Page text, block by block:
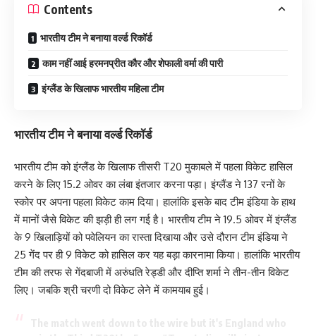
Contents
भारतीय टीम ने बनाया वर्ल्ड रिकॉर्ड
काम नहीं आई हरमनप्रीत कौर और शेफाली वर्मा की पारी
इंग्लैंड के खिलाफ भारतीय महिला टीम
भारतीय टीम ने बनाया वर्ल्ड रिकॉर्ड
भारतीय टीम को इंग्लैंड के खिलाफ तीसरी T20 मुकाबले में पहला विकेट हासिल
करने के लिए 15.2 ओवर का लंबा इंतजार करना पड़ा। इंग्लैंड ने 137 रनों के
स्कोर पर अपना पहला विकेट काम दिया। हालांकि इसके बाद टीम इंडिया के हाथ
में मानों जैसे विकेट की झड़ी ही लग गई है। भारतीय टीम ने 19.5 ओवर में इंग्लैंड
के 9 खिलाड़ियों को पवेलियन का रास्ता दिखाया और उसे दौरान टीम इंडिया ने
25 गेंद पर ही 9 विकेट को हासिल कर यह बड़ा कारनामा किया। हालांकि भारतीय
टीम की तरफ से गेंदबाजी में अरुंधति रेड्डी और दीप्ति शर्मा ने तीन-तीन विकेट
लिए। जबकि श्री चरणी दो विकेट लेने में कामयाब हुई।